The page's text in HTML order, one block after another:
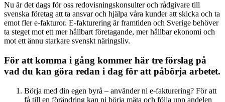
Nu är det dags för oss redovisningskonsulter och rådgivare till
svenska företag att ta ansvar och hjälpa våra kunder att skicka och ta
emot fler e-fakturor. E-fakturering är framtiden och Sverige behöver
ta steget mot ett mer hållbart företagande, mer hållbar ekonomi och
mot ett ännu starkare svenskt näringsliv.
För att komma i gång kommer här tre förslag på
vad du kan göra redan i dag för att påbörja arbetet.
Börja med din egen byrå – använder ni e-fakturering? För att
få till en förändring kan ni börja mäta och följa upp andelen